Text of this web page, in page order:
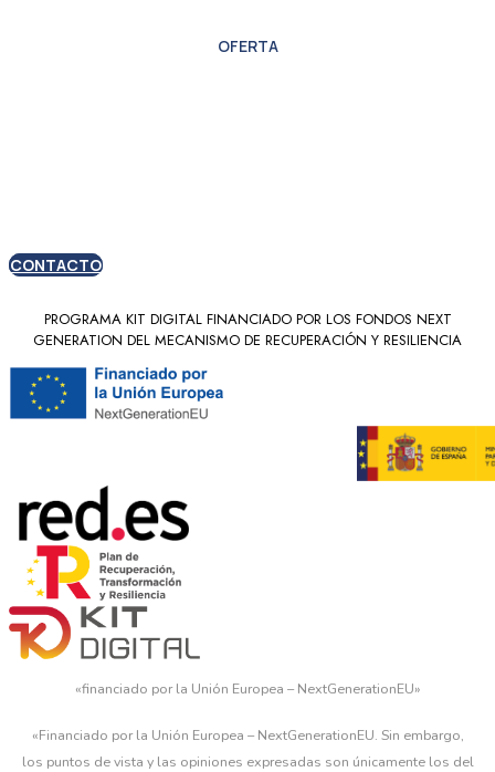
OFERTA
CONTACTO
PROGRAMA KIT DIGITAL FINANCIADO POR LOS FONDOS NEXT
GENERATION DEL MECANISMO DE RECUPERACIÓN Y RESILIENCIA
«financiado por la Unión Europea – NextGenerationEU»
«Financiado por la Unión Europea – NextGenerationEU. Sin embargo,
los puntos de vista y las opiniones expresadas son únicamente los del